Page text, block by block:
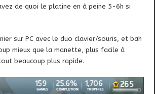
de quoi le platine en à peine 5-6h si
sur PC avec le duo clavier/souris, et bah
mieux que la manette, plus facile à
beaucoup plus rapide.